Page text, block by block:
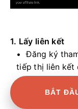
1. Lấy liên kết
Đăng ký
tiếp thị liên kết
BẮT